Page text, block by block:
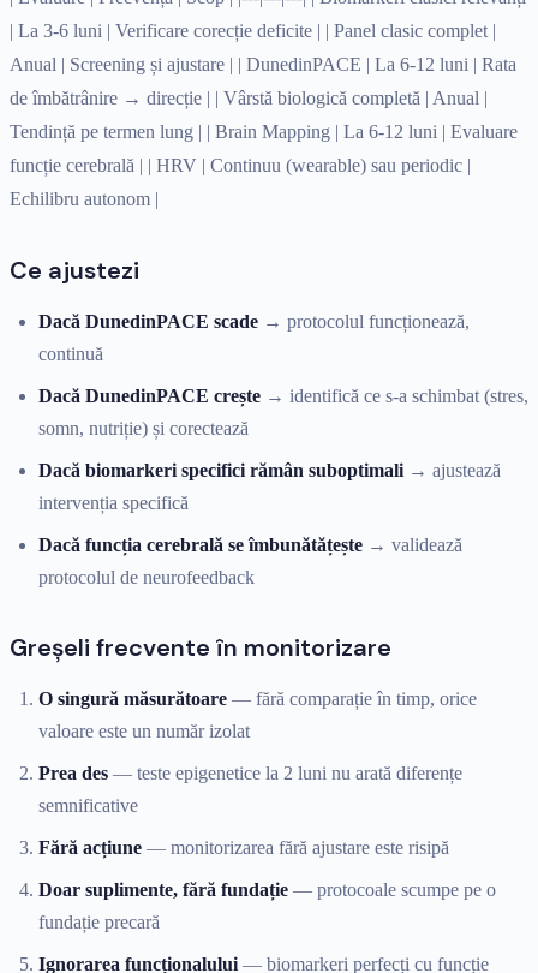
| La 3-6 luni | Verificare corecție deficite | | Panel clasic complet |
Anual | Screening și ajustare | | DunedinPACE | La 6-12 luni | Rata
de îmbătrânire → direcție | | Vârstă biologică completă | Anual |
Tendință pe termen lung | | Brain Mapping | La 6-12 luni | Evaluare
funcție cerebrală | | HRV | Continuu (wearable) sau periodic |
Echilibru autonom |
Ce ajustezi
Dacă DunedinPACE scade → protocolul funcționează,
continuă
Dacă DunedinPACE crește → identifică ce s-a schimbat (stres,
somn, nutriție) și corectează
Dacă biomarkeri specifici rămân suboptimali → ajustează
intervenția specifică
Dacă funcția cerebrală se îmbunătățește → validează
protocolul de neurofeedback
Greșeli frecvente în monitorizare
O singură măsurătoare — fără comparație în timp, orice
valoare este un număr izolat
Prea des — teste epigenetice la 2 luni nu arată diferențe
semnificative
Fără acțiune — monitorizarea fără ajustare este risipă
Doar suplimente, fără fundație — protocoale scumpe pe o
fundație precară
Ignorarea funcționalului — biomarkeri perfecți cu funcție